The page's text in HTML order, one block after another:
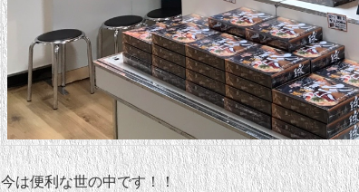
今は便利な世の中です！！